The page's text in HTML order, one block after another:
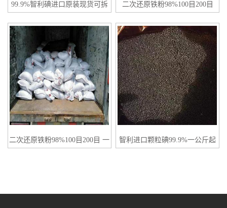
99.9%智利碘进口原装现货可拆
二次还原铁粉98%100目200目
二次还原铁粉98%100目200目 一
智利进口颗粒碘99.9%一公斤起